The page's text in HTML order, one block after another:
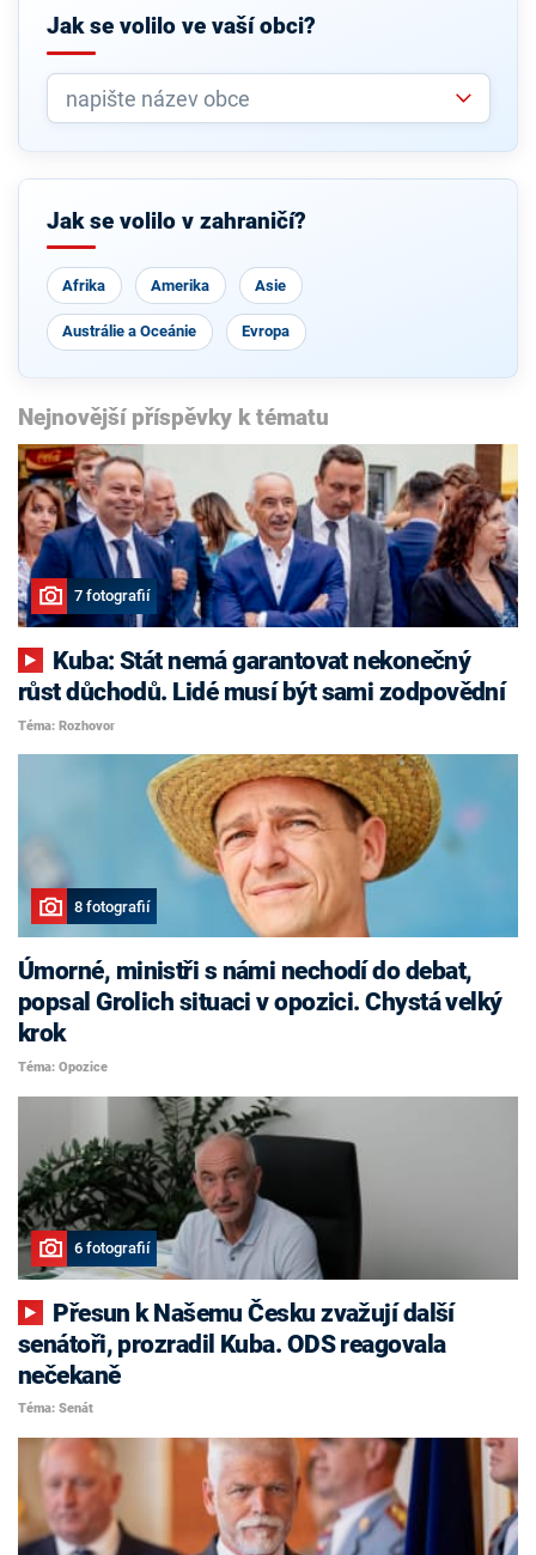
Jak se volilo ve vaší obci?
Jak se volilo v zahraničí?
Afrika Amerika Asie
Austrálie a Oceánie Evropa
Nejnovější příspěvky k tématu
7 fotografií
růst důchodů. Lidé musí být sami zodpovědní
Téma: Rozhovor
8 fotografií
Úmorné, ministři s námi nechodí do debat,
popsal Grolich situaci v opozici. Chystá velký
krok
Téma: Opozice
6 fotografií
senátoři, prozradil Kuba. ODS reagovala
nečekaně
Téma: Senát